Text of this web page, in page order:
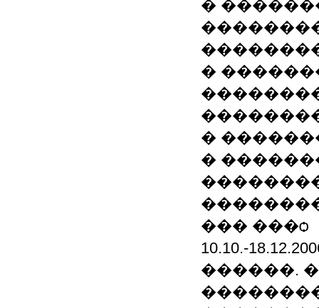
�
�
�
�
��� ���ѻ
10.10.-
������.